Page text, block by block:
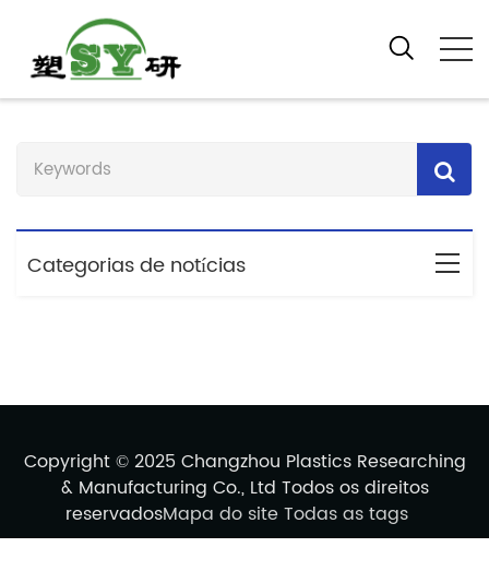
Lar
O preço dos materiais
continua subindo
Categorias de notícias
Copyright © 2025 Changzhou Plastics Researching
& Manufacturing Co., Ltd Todos os direitos
reservadosMapa do site Todas as tags